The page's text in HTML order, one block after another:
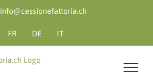
info@cessionefattoria.ch
FR DE IT